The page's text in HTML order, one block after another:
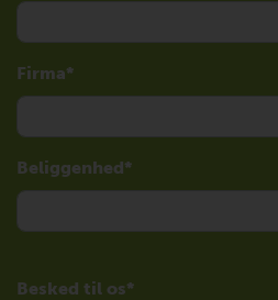
Firma
Beliggenhed
Besked til os